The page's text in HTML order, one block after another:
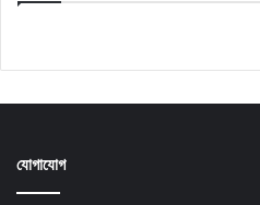
যোগাযোগ